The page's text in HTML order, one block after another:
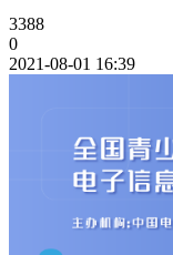
3388
0
2021-08-01 16:39